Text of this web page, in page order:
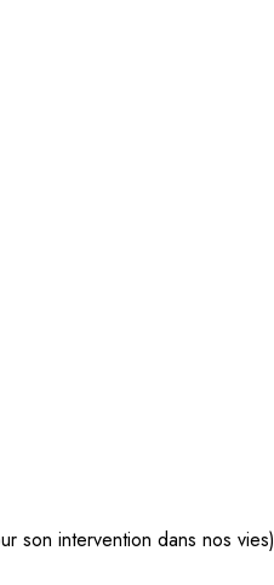
son intervention dans nos vies)